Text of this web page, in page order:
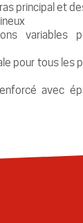
principal et
variables
pour tous les
avec